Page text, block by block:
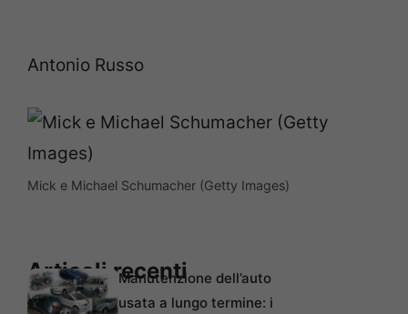
Antonio Russo
Mick e Michael Schumacher (Getty Images)
Articoli recentiManutenzione dell’auto
usata a lungo termine: i